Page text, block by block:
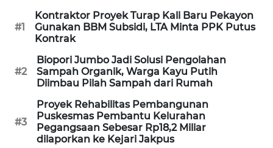
#1
Kontraktor Proyek Turap Kali Baru Pekayon
Gunakan BBM Subsidi, LTA Minta PPK Putus
Kontrak
#2
Biopori Jumbo Jadi Solusi Pengolahan
Sampah Organik, Warga Kayu Putih
Diimbau Pilah Sampah dari Rumah
#3
Proyek Rehabilitas Pembangunan
Puskesmas Pembantu Kelurahan
Pegangsaan Sebesar Rp18,2 Miliar
dilaporkan ke Kejari Jakpus
HUMBANG
GARONGGANG
FISUELRI
ID